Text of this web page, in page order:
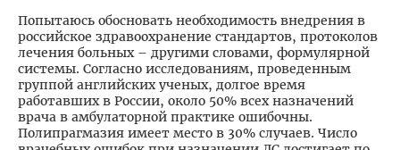
Попытаюсь обосновать необходимость внедрения в
российское здравоохранение стандартов, протоколов
лечения больных – другими словами, формулярной
системы. Согласно исследованиям, проведенным
группой английских ученых, долгое время
работавших в России, около 50% всех назначений
врача в амбулаторной практике ошибочны.
Полипрагмазия имеет место в 30% случаев. Число